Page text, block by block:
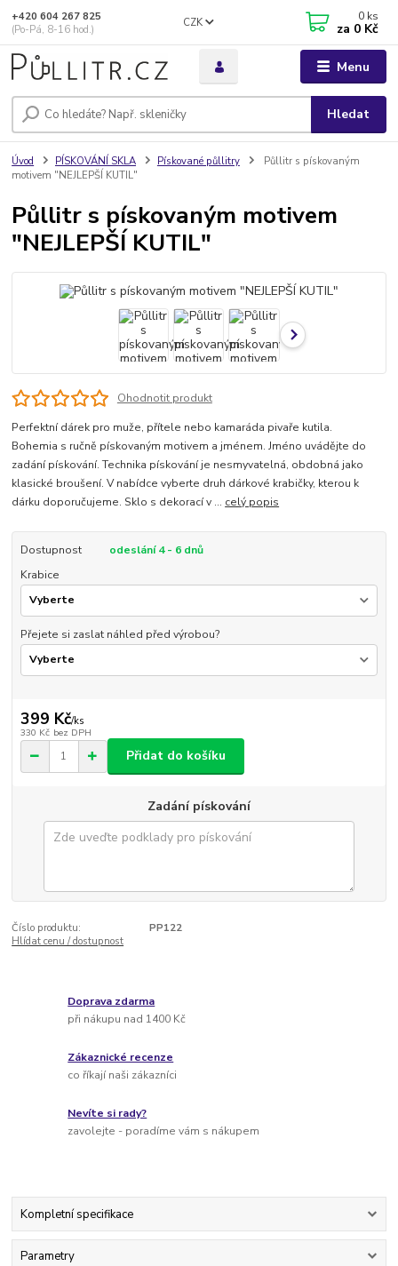
Menu
CZK
Hledat
+420 604 267 825
(Po-Pá, 8-16 hod.)
0 ks
za 0 Kč
Úvod PÍSKOVÁNÍ SKLA Pískované půllitry
Půllitr s pískovaným
motivem "NEJLEPŠÍ KUTIL"
Půllitr s pískovaným motivem
"NEJLEPŠÍ KUTIL"
Ohodnotit produkt
Perfektní dárek pro muže, přítele nebo kamaráda pivaře kutila.
Bohemia s ručně pískovaným motivem a jménem. Jméno uvádějte do
zadání pískování. Technika pískování je nesmyvatelná, obdobná jako
klasické broušení. V nabídce vyberte druh dárkové krabičky, kterou k
dárku doporučujeme. Sklo s dekorací v ... celý popis
Dostupnost
odeslání 4 - 6 dnů
Krabice
Přejete si zaslat náhled před výrobou?
399 Kč/ks
330 Kč bez DPH
Přidat do košíku
Zadání pískování
Číslo produktu:
PP122
Hlídat cenu / dostupnost
Doprava zdarma
při nákupu nad 1400 Kč
Zákaznické recenze
co říkají naši zákazníci
Nevíte si rady?
zavolejte - poradíme vám s nákupem
Kompletní specifikace
Parametry